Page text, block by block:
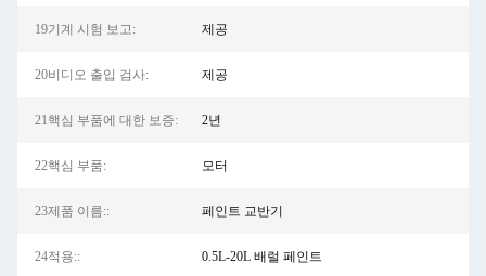
19기계 시험 보고: 제공
20비디오 출입 검사: 제공
21핵심 부품에 대한 보증: 2년
22핵심 부품: 모터
23제품 이름:: 페인트 교반기
24적용:: 0.5L-20L 배럴 페인트